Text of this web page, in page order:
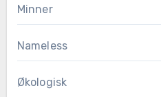
Minner
Nameless
Økologisk